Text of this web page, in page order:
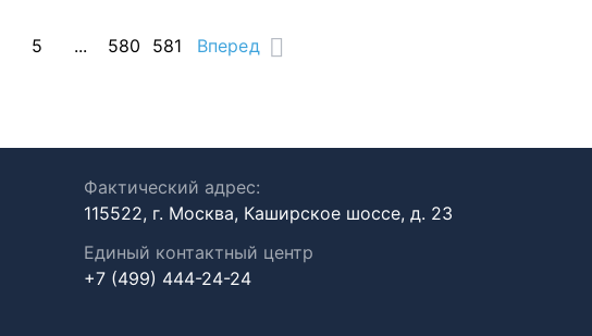
5 ... 580 581 Вперед
Фактический адрес:
115522, г. Москва, Каширское шоссе, д. 23
Единый контактный центр
+7 (499) 444-24-24